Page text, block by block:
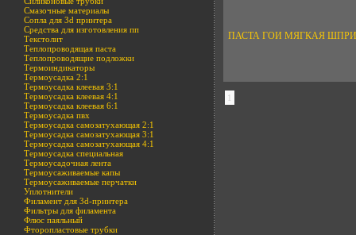
Смазочные материалы
Сопла для 3d принтера
Средства для изготовления пп
Текстолит
Теплопроводящая паста
Теплопроводящие подложки
Термоиндикаторы
Термоусадка 2:1
Термоусадка клеевая 3:1
Термоусадка клеевая 4:1
Термоусадка клеевая 6:1
Термоусадка пвх
Термоусадка самозатухающая 2:1
Термоусадка самозатухающая 3:1
Термоусадка самозатухающая 4:1
Термоусадка специальная
Термоусадочная лента
Термоусаживаемые капы
Термоусаживаемые перчатки
Уплотнители
Филамент для 3d-принтера
Фильтры для филамента
Флюс паяльный
Фторопластовые трубки
ПАСТА ГОИ МЯГКАЯ
1